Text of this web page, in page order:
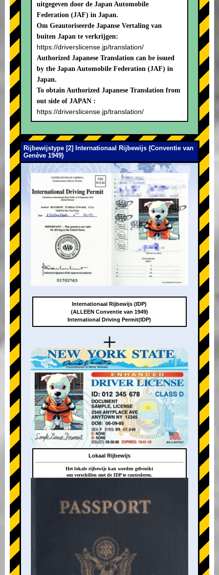
uitgegeven door de Japan Automobile
Federation (JAF) in Japan.
Om Geautoriseerde Japanse Vertaling van
buiten Japan te verkrijgen:
https://driverslicense.jp/translation/
Authorized Japanese Translation can be issued
by the Japan Automobile Federation (JAF) in
Japan.
To obtain Authorized Japanese Translation from
out side of JAPAN :
https://driverslicense.jp/translation/
Rijbewijstype [2] Internationaal Rijbewijs (Conventie van
Genève 1949)
+
+
Internationaal Rijbewijs (IDP)
(ALLEEN Conventie van 1949)
International Driving Permit(IDP)
Lokaal Rijbewijs
Het lokale rijbewijs kan worden gebruikt
om verschillen met de IDP te controleren.